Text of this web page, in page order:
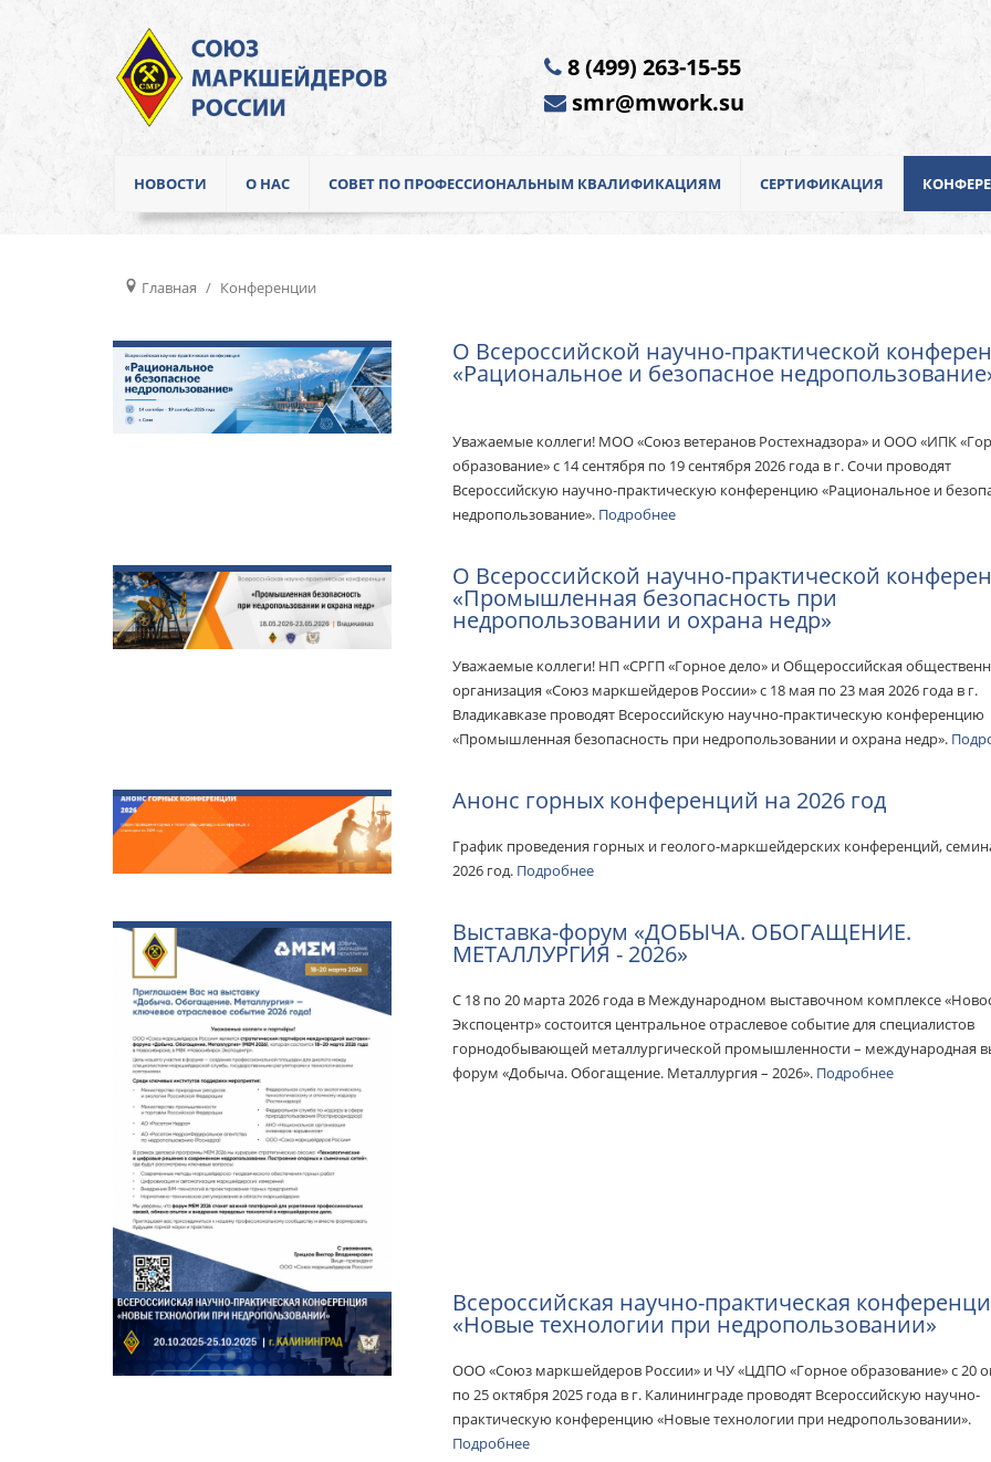
8 (499) 263-15-55
smr@mwork.su
НОВОСТИ О НАС СОВЕТ ПО ПРОФЕССИОНАЛЬНЫМ КВАЛИФИКАЦИЯМ СЕРТИФИКАЦИЯ
Главная Конференции
О Всероссийской научно-практической
«Рациональное и безопасное
Уважаемые коллеги! МОО «Союз ветеранов Ростехнадзора» и ООО «ИПК
образование» с 14 сентября по 19 сентября 2026 года в г. Сочи проводят
Всероссийскую научно-практическую конференцию «Рациональное и
недропользование». Подробнее
О Всероссийской научно-практической
«Промышленная безопасность при
недропользовании и охрана недр»
Уважаемые коллеги! НП «СРГП «Горное дело» и Общероссийская
организация «Союз маркшейдеров России» с 18 мая по 23 мая 2026 года в г.
Владикавказе проводят Всероссийскую научно-практическую конференцию
«Промышленная безопасность при недропользовании и охрана недр».
Анонс горных конференций на 2026 год
График проведения горных и геолого-маркшейдерских конференций,
2026 год. Подробнее
Выставка-форум «ДОБЫЧА. ОБОГАЩЕНИЕ.
МЕТАЛЛУРГИЯ - 2026»
С 18 по 20 марта 2026 года в Международном выставочном комплексе
Экспоцентр» состоится центральное отраслевое событие для специалистов
горнодобывающей металлургической промышленности – международная
форум «Добыча. Обогащение. Металлургия – 2026». Подробнее
Всероссийская научно-практическая
«Новые технологии при недропользовании»
ООО «Союз маркшейдеров России» и ЧУ «ЦДПО «Горное образование» с 20
по 25 октября 2025 года в г. Калининграде проводят Всероссийскую научно-
практическую конференцию «Новые технологии при недропользовании».
Подробнее